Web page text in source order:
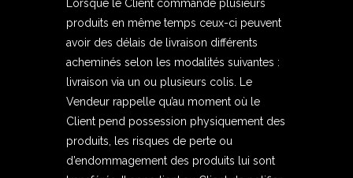
Lorsque le Client commande plusieurs
produits en même temps ceux-ci peuvent
avoir des délais de livraison différents
acheminés selon les modalités suivantes :
livraison via un ou plusieurs colis. Le
Vendeur rappelle qu’au moment où le
Client pend possession physiquement des
produits, les risques de perte ou
d’endommagement des produits lui sont